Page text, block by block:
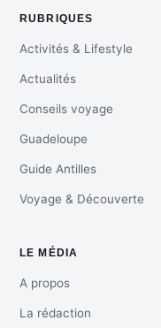
RUBRIQUES
Activités & Lifestyle
Actualités
Conseils voyage
Guadeloupe
Guide Antilles
Voyage & Découverte
LE MÉDIA
A propos
La rédaction